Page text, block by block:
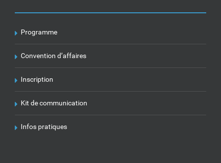
Programme
Convention d’affaires
Inscription
Kit de communication
Infos pratiques